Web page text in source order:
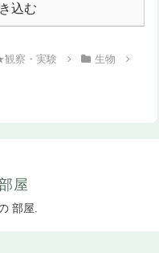
込む
察・実験
生物
屋
部屋.